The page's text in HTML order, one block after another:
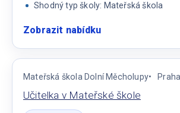
Shodný typ školy: Mateřská škola
Zobrazit nabídku:
v
mateřské
Mateřská škola Dolní Měcholupy Praha
Učitelka v Mateřské škole